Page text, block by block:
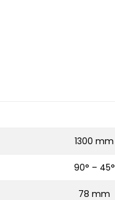
1300 mm
90° – 45°
78 mm